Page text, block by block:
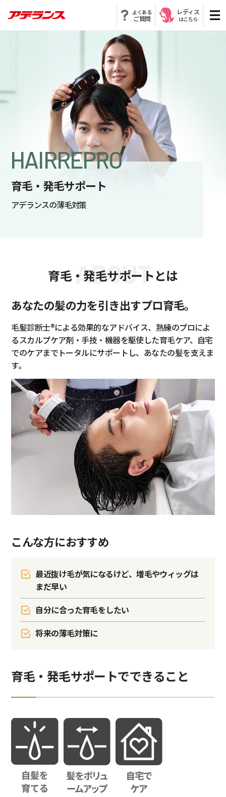
よくある
ご質問
レディス
はこちら
HAIRREPRO
育毛・発毛サポート
アデランスの薄毛対策
ABOUT
育毛・発毛サポートとは
あなたの髪の力を引き出すプロ育毛。
毛髪診断士®による効果的なアドバイス、熟練のプロによ
るスカルプケア剤・手技・機器を駆使した育毛ケア、自宅
でのケアまでトータルにサポートし、あなたの髪を支えま
す。
こんな方におすすめ
最近抜け毛が気になるけど、増毛やウィッグは
まだ早い
自分に合った育毛をしたい
将来の薄毛対策に
育毛・発毛サポートでできること